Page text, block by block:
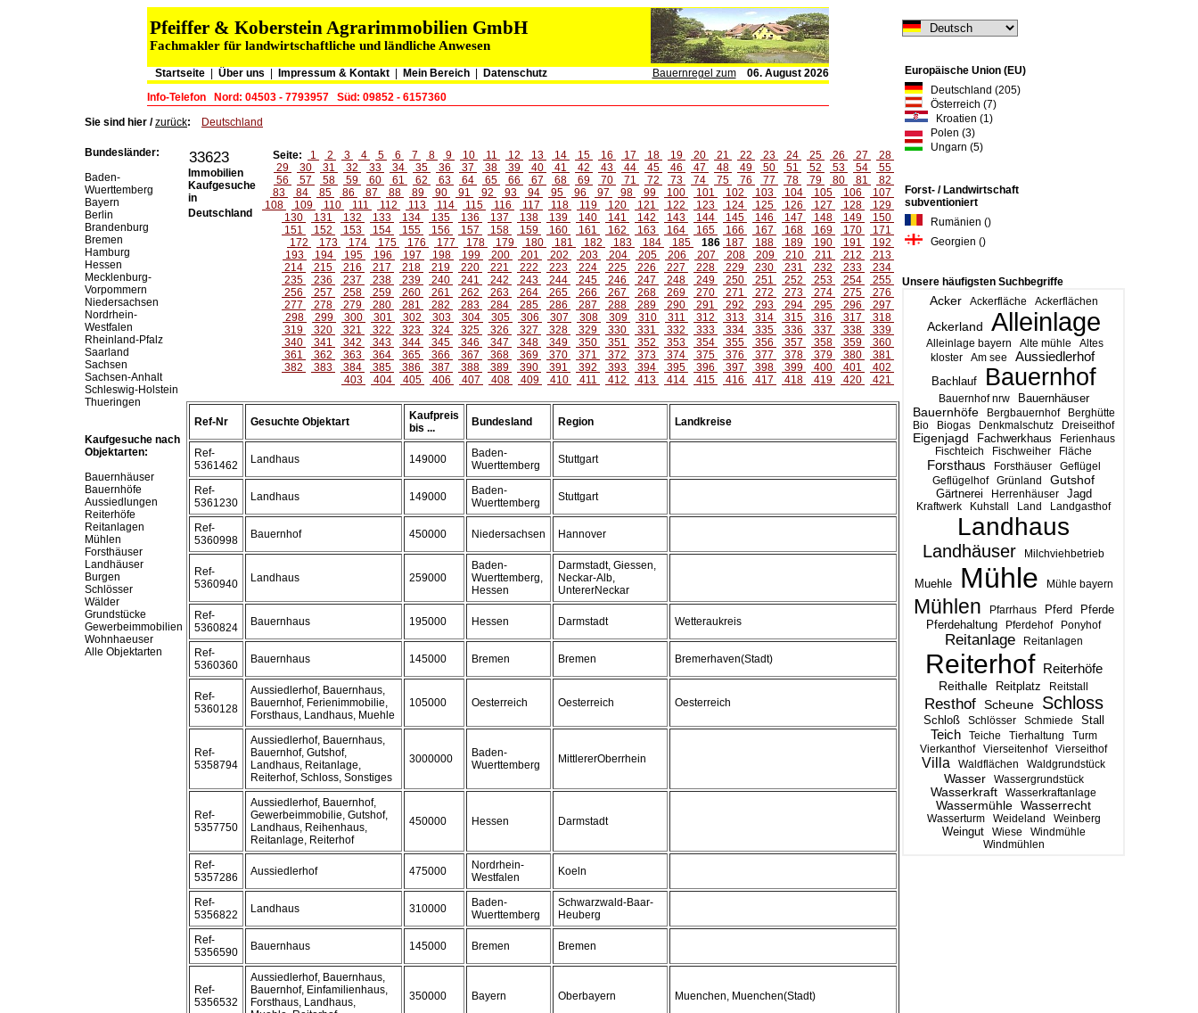
Pfeiffer & Koberstein Agrarimmobilien GmbH
Fachmakler für landwirtschaftliche und ländliche Anwesen
Startseite| Über uns Impressum & Kontakt| Mein Bereich Datenschutz Bauernregel zum
06. August 2026
Info-Telefon
Nord: 04503 - 7793957 Süd: 09852 - 6157360
Europäische Union (EU)
Deutschland (205)
Österreich (7)
Kroatien (1)
Polen (3)
Ungarn (5)
Forst- / Landwirtschaft
subventioniert
Rumänien ()
Georgien ()
Unsere häufigsten Suchbegriffe
Acker Ackerfläche Ackerflächen
Ackerland Alleinlage
Alleinlage bayern Alte mühle
Altes
kloster
Am see Aussiedlerhof
Bachlauf Bauernhof
Bauernhof nrw Bauernhäuser
Bauernhöfe Bergbauernhof
Berghütte
Bio
Biogas Denkmalschutz Dreiseithof
Eigenjagd Fachwerkhaus
Ferienhaus
Fischteich
Fischweiher Fläche
Forsthaus Forsthäuser
Geflügel
Geflügelhof
Grünland
Gutshof
Gärtnerei
Herrenhäuser Jagd
Kraftwerk Kuhstall Land Landgasthof
Landhaus
Landhäuser Milchviehbetrieb
Muehle Mühle Mühle bayern
Mühlen Pfarrhaus Pferd Pferde
Pferdehaltung Pferdehof Ponyhof
Reitanlage Reitanlagen
Reiterhof Reiterhöfe
Reithalle Reitplatz Reitstall
Resthof Scheune Schloss
Schloß Schlösser Schmiede Stall
Teich Teiche Tierhaltung
Turm
Vierkanthof
Vierseitenhof Vierseithof
Villa Waldflächen Waldgrundstück
Wasser Wassergrundstück
Wasserkraft Wasserkraftanlage
Wassermühle Wasserrecht
Wasserturm Weideland Weinberg
Weingut Wiese
Windmühle
Windmühlen
Sie sind hier /zurück: Deutschland
Bundesländer:
Baden-
Wuerttemberg
Bayern
Berlin
Brandenburg
Bremen
Hamburg
Hessen
Mecklenburg-
Vorpommern
Niedersachsen
Nordrhein-
Westfalen
Rheinland-Pfalz
Saarland
Sachsen
Sachsen-Anhalt
Schleswig-Holstein
Thueringen
Kaufgesuche nach
Objektarten:
Bauernhäuser
Bauernhöfe
Aussiedlungen
Reiterhöfe
Reitanlagen
Mühlen
Forsthäuser
Landhäuser
Burgen
Schlösser
Wälder
Grundstücke
Gewerbeimmobilien
Wohnhaeuser
Alle Objektarten
33623
Immobilien
Kaufgesuche
in
Deutschland
Seite: 1 2 3 4 5 6 7 8 9 10 11 12 13 14 15 16 17 18 19 20 21 22 23 24 25 26 27
28
29
30 31 32 33 34 35 36 37 38 39 40 41 42 43 44 45 46 47 48 49 50 51 52 53 54
55
56
57 58 59 60 61 62 63 64 65 66 67 68 69 70 71 72 73 74 75 76 77 78 79 80 81
82
83
84 85 86 87 88 89 90 91 92 93 94 95 96 97 98 99 100 101 102 103 104 105 106
107
108
109 110 111 112 113 114 115 116 117 118 119 120 121 122 123 124 125 126 127 128
129
130
131 132 133 134 135 136 137 138 139 140 141 142 143 144 145 146 147 148 149
150
151
152 153 154 155 156 157 158 159 160 161 162 163 164 165 166 167 168 169 170
171
172
173 174 175 176 177 178 179 180 181 182 183 184 185 186 187 188 189 190 191
192
193
194 195 196 197 198 199 200 201 202 203 204 205 206 207 208 209 210 211 212
213
214
215 216 217 218 219 220 221 222 223 224 225 226 227 228 229 230 231 232 233
234
235
236 237 238 239 240 241 242 243 244 245 246 247 248 249 250 251 252 253 254
255
256
257 258 259 260 261 262 263 264 265 266 267 268 269 270 271 272 273 274 275
276
277
278 279 280 281 282 283 284 285 286 287 288 289 290 291 292 293 294 295 296
297
298
299 300 301 302 303 304 305 306 307 308 309 310 311 312 313 314 315 316 317
318
319
320 321 322 323 324 325 326 327 328 329 330 331 332 333 334 335 336 337 338
339
340
341 342 343 344 345 346 347 348 349 350 351 352 353 354 355 356 357 358 359
360
361
362 363 364 365 366 367 368 369 370 371 372 373 374 375 376 377 378 379 380
381
382
383 384 385 386 387 388 389 390 391 392 393 394 395 396 397 398 399 400 401
402
403
404 405 406 407 408 409 410 411 412 413 414 415 416 417 418 419 420 421
Ref-Nr Gesuchte Objektart
Kaufpreis
bis ...
Bundesland Region Landkreise
Ref-
5361462
Landhaus 149000
Baden-
Wuerttemberg
Stuttgart
Ref-
5361230
Landhaus 149000
Baden-
Wuerttemberg
Stuttgart
Ref-
5360998
Bauernhof 450000 Niedersachsen Hannover
Ref-
5360940
Landhaus 259000
Baden-
Wuerttemberg,
Hessen
Darmstadt, Giessen,
Neckar-Alb,
UntererNeckar
Ref-
5360824
Bauernhaus 195000 Hessen Darmstadt Wetteraukreis
Ref-
5360360
Bauernhaus 145000 Bremen Bremen Bremerhaven(Stadt)
Ref-
5360128
Aussiedlerhof, Bauernhaus,
Bauernhof, Ferienimmobilie,
Forsthaus, Landhaus, Muehle
105000 Oesterreich Oesterreich Oesterreich
Ref-
5358794
Aussiedlerhof, Bauernhaus,
Bauernhof, Gutshof,
Landhaus, Reitanlage,
Reiterhof, Schloss, Sonstiges
3000000
Baden-
Wuerttemberg
MittlererOberrhein
Ref-
5357750
Aussiedlerhof, Bauernhof,
Gewerbeimmobilie, Gutshof,
Landhaus, Reihenhaus,
Reitanlage, Reiterhof
450000 Hessen Darmstadt
Ref-
5357286
Aussiedlerhof 475000
Nordrhein-
Westfalen
Koeln
Ref-
5356822
Landhaus 310000
Baden-
Wuerttemberg
Schwarzwald-Baar-
Heuberg
Ref-
5356590
Bauernhaus 145000 Bremen Bremen
Ref-
5356532
Aussiedlerhof, Bauernhaus,
Bauernhof, Einfamilienhaus,
Forsthaus, Landhaus,
350000 Bayern Oberbayern Muenchen, Muenchen(Stadt)